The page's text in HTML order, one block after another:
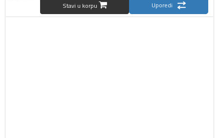
Stavi u korpu Uporedi